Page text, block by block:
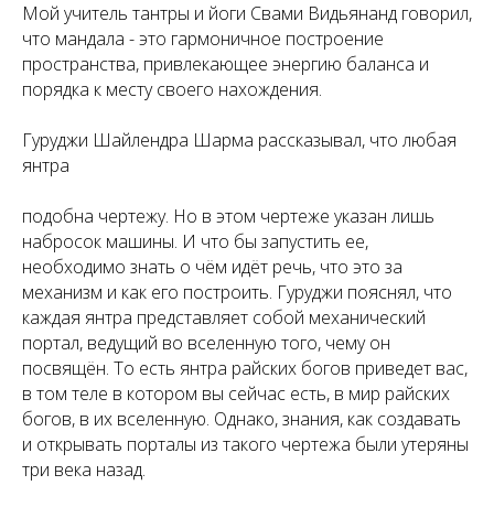
Мой учитель тантры и йоги Свами Видьянанд говорил,
что мандала - это гармоничное построение
пространства, привлекающее энергию баланса и
порядка к месту своего нахождения.
Гуруджи Шайлендра Шарма рассказывал, что любая
янтра
подобна чертежу. Но в этом чертеже указан лишь
набросок машины. И что бы запустить ее,
необходимо знать о чём идёт речь, что это за
механизм и как его построить. Гуруджи пояснял, что
каждая янтра представляет собой механический
портал, ведущий во вселенную того, чему он
посвящён. То есть янтра райских богов приведет вас,
в том теле в котором вы сейчас есть, в мир райских
богов, в их вселенную. Однако, знания, как создавать
и открывать порталы из такого чертежа были утеряны
три века назад.